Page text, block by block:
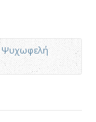
Ψυχωφελή